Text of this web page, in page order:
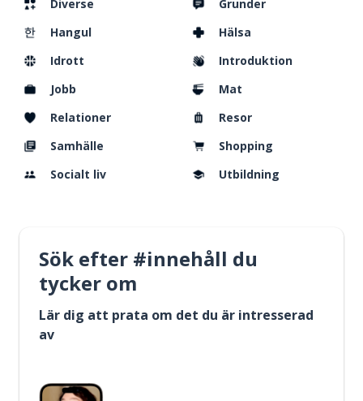
Diverse
Grunder
Hangul
Hälsa
Idrott
Introduktion
Jobb
Mat
Relationer
Resor
Samhälle
Shopping
Socialt liv
Utbildning
Sök efter #innehåll du
tycker om
Lär dig att prata om det du är intresserad
av